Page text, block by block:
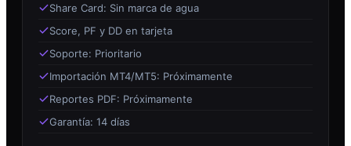
Share Card: Sin marca de agua
Score, PF y DD en tarjeta
Soporte: Prioritario
Importación MT4/MT5: Próximamente
Reportes PDF: Próximamente
Garantía: 14 días